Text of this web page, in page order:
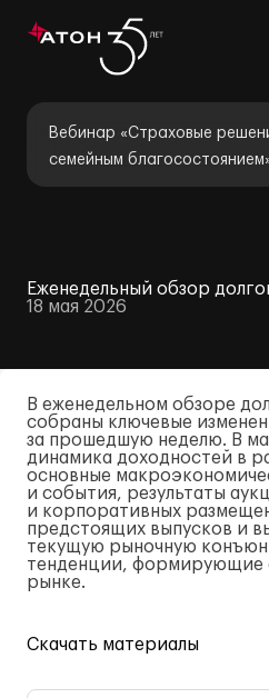
Вебинар «Страховые
семейным
Еженедельный обзор
18 мая 2026
В еженедельном обзоре
собраны ключевые
за прошедшую неделю. В
динамика доходностей в
основные
и события, результаты
и корпоративных
предстоящих выпусков и
текущую рыночную
тенденции, формирующие
рынке.
Скачать материалы